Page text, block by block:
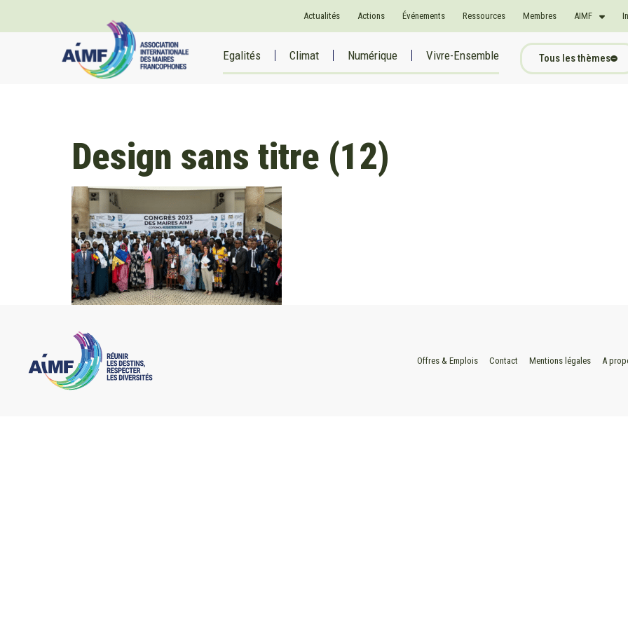
Actualités Actions Événements Ressources Membres AIMF
Egalités Climat Numérique Vivre-Ensemble Tous les thèmes
Design sans titre (12)
Offres & Emplois Contact Mentions légales A